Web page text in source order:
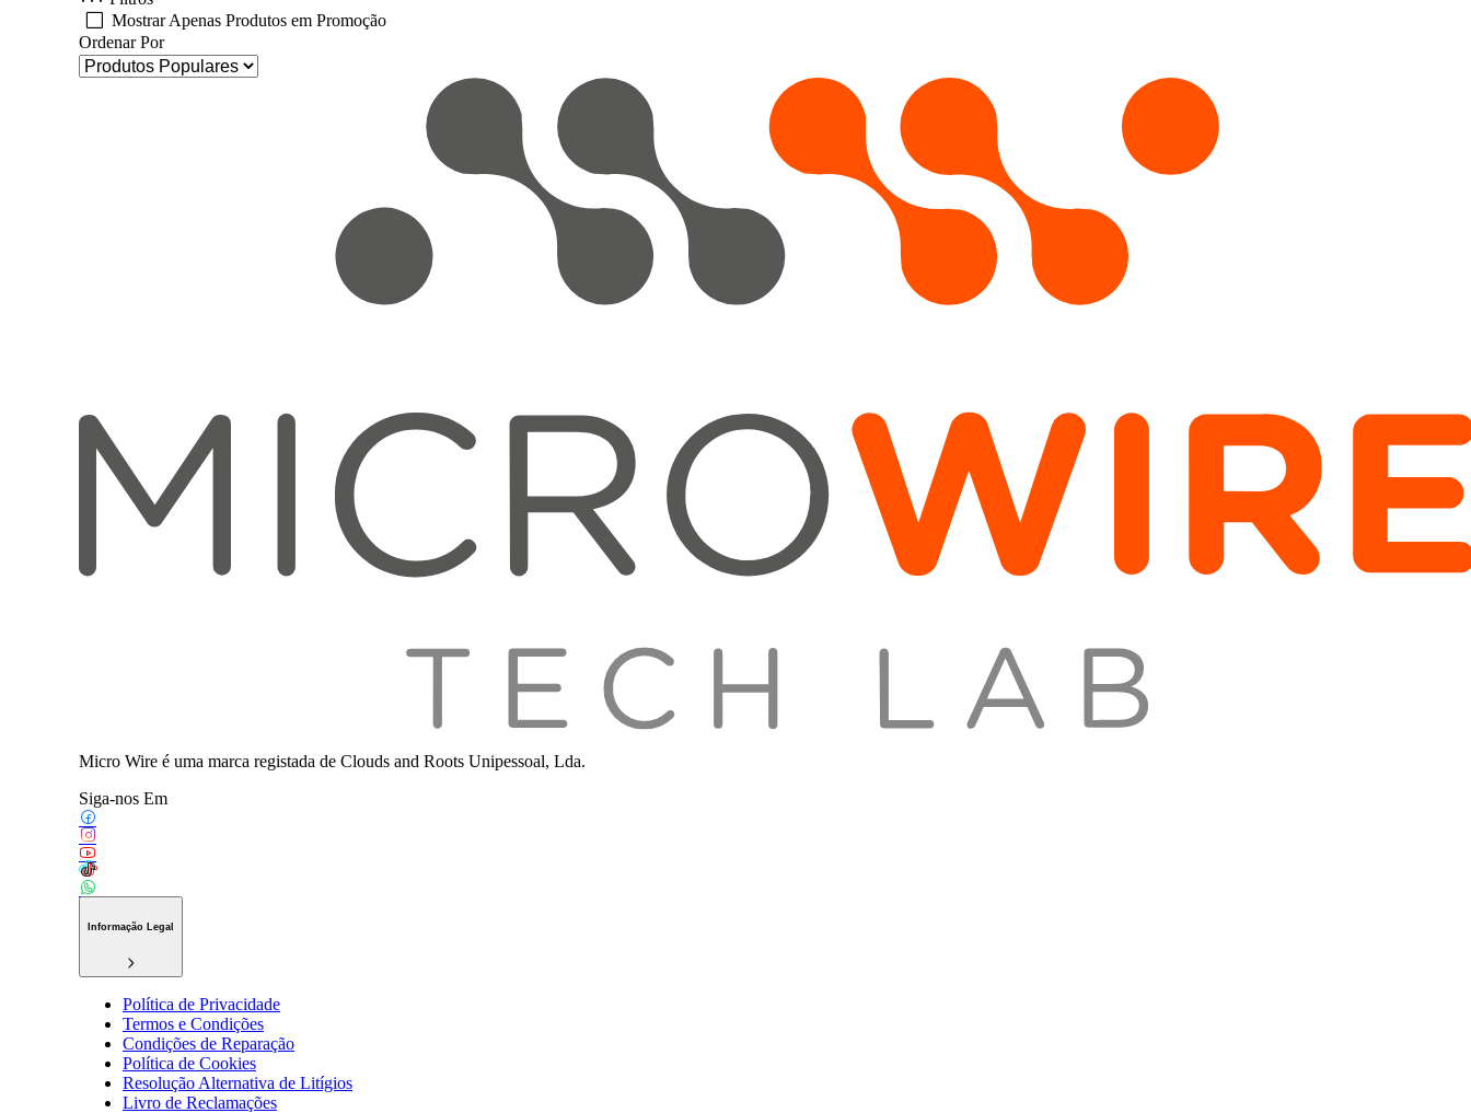
Mostrar Apenas Produtos em Promoção
Ordenar Por
Micro Wire é uma marca registada de Clouds and Roots Unipessoal, Lda.
Siga-nos Em
Informação Legal
Política de Privacidade
Termos e Condições
Condições de Reparação
Política de Cookies
Resolução Alternativa de Litígios
Livro de Reclamações